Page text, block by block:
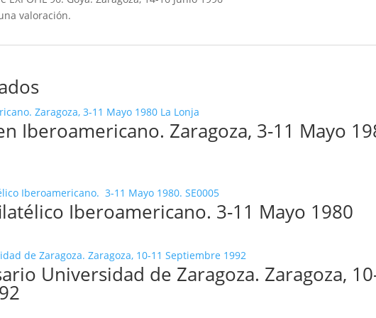
valoración.
Iberoamericano. Zaragoza, 3-11 Mayo
Iberoamericano. 3-11 Mayo 1980
Universidad de Zaragoza. Zaragoza,